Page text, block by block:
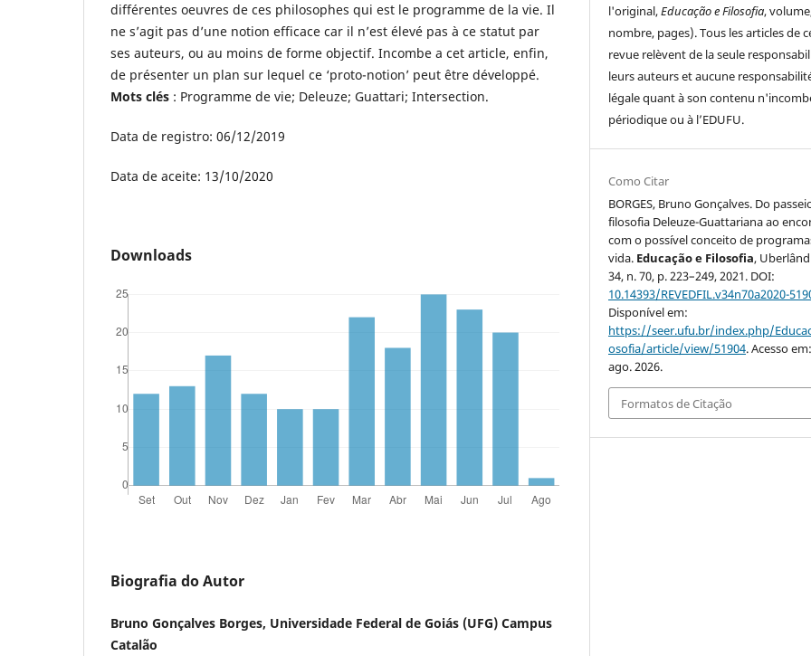
différentes oeuvres de ces philosophes qui est le programme de la vie. Il
ne s’agit pas d’une notion efficace car il n’est élevé pas à ce statut par
ses auteurs, ou au moins de forme objectif. Incombe a cet article, enfin,
de présenter un plan sur lequel ce ‘proto-notion’ peut être développé.
Mots clés : Programme de vie; Deleuze; Guattari; Intersection.
Data de registro: 06/12/2019
Data de aceite: 13/10/2020
Downloads
Biografia do Autor
Bruno Gonçalves Borges, Universidade Federal de Goiás (UFG) Campus
Catalão
l'original,Educação e Filosofia,
nombre, pages). Tous les articles de
revue relèvent de la seule
leurs auteurs et aucune
légale quant à son contenu
périodique ou à l’EDUFU.
Como Citar
BORGES, Bruno Gonçalves. Do
filosofia Deleuze-Guattariana ao
com o possível conceito de
vida. Educação e Filosofia,
34, n. 70, p. 223–249, 2021. DOI:
10.14393/REVEDFIL.v34n70a2020-
Disponível em:
https://seer.ufu.br/index.php/
osofia/article/view/51904. Acesso
ago. 2026.
Formatos de Citação